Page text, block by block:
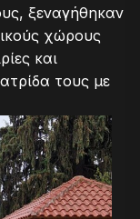
ξεναγήθηκαν
χώρους
και
τους με